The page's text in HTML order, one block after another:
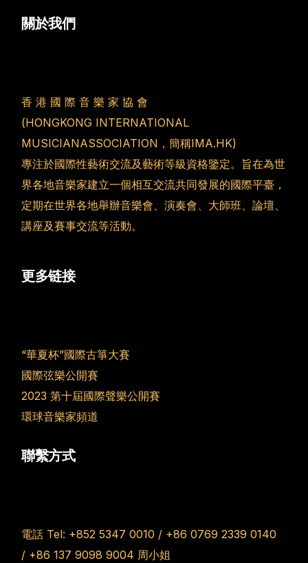
關於我們
香 港 國 際 音 樂 家 協 會
(HONGKONG INTERNATIONAL
MUSICIANASSOCIATION，簡稱IMA.HK)
專注於國際性藝術交流及藝術等級資格鑒定。旨在為世
界各地音樂家建立一個相互交流共同發展的國際平臺，
定期在世界各地舉辦音樂會、演奏會、大師班、論壇、
講座及賽事交流等活動。
更多链接
“華夏杯”國際古箏大賽
國際弦樂公開賽
2023 第十屆國際聲樂公開賽
環球音樂家頻道
聯繫方式
電話 Tel: +852 5347 0010 / +86 0769 2339 0140
/ +86 137 9098 9004 周小姐